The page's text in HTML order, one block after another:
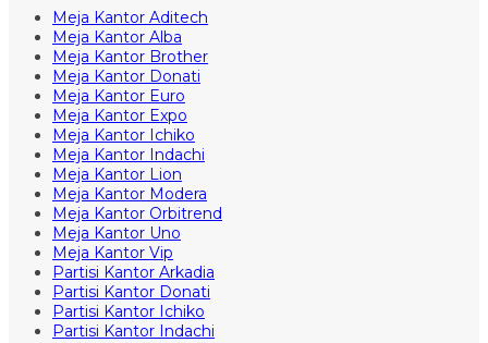
Meja Kantor Aditech
Meja Kantor Alba
Meja Kantor Brother
Meja Kantor Donati
Meja Kantor Euro
Meja Kantor Expo
Meja Kantor Ichiko
Meja Kantor Indachi
Meja Kantor Lion
Meja Kantor Modera
Meja Kantor Orbitrend
Meja Kantor Uno
Meja Kantor Vip
Partisi Kantor Arkadia
Partisi Kantor Donati
Partisi Kantor Ichiko
Partisi Kantor Indachi